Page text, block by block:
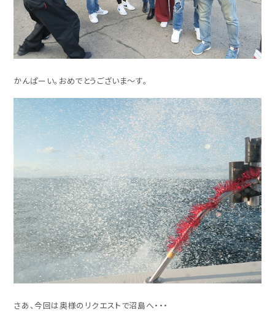
かんぱーい。おめでとうございま～す。
さあ、今回は奥様のリクエストで沼島へ・・・